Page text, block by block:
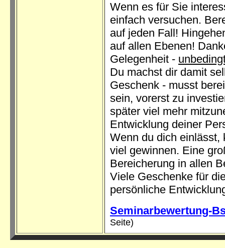
Wenn es für Sie
einfach versuchen.
auf jeden Fall!
auf allen Ebenen!
Gelegenheit -
Du machst dir damit
Geschenk - musst
sein, vorerst zu
später viel mehr
Entwicklung deiner
Wenn du dich einlässt,
viel gewinnen. Eine
Bereicherung in allen
Viele Geschenke für
persönliche
Seminarbewertung-
Seite)